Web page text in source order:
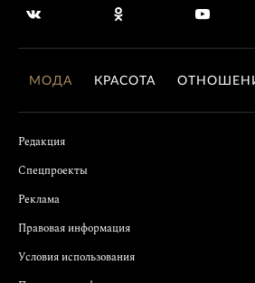
МОДА КРАСОТА
Редакция
Спецпроекты
Реклама
Правовая информация
Условия использования